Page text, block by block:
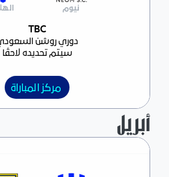
مركز
TBC
دوري روشن
سيتم تحديده لاحقًا
نيوم
مركز المباراة
أبريل